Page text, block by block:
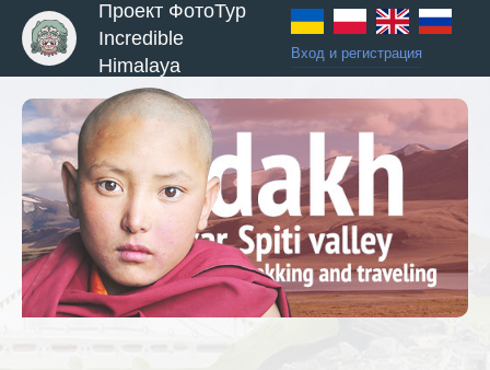
Проект ФотоТур
Incredible
Himalaya
Вход и регистрация